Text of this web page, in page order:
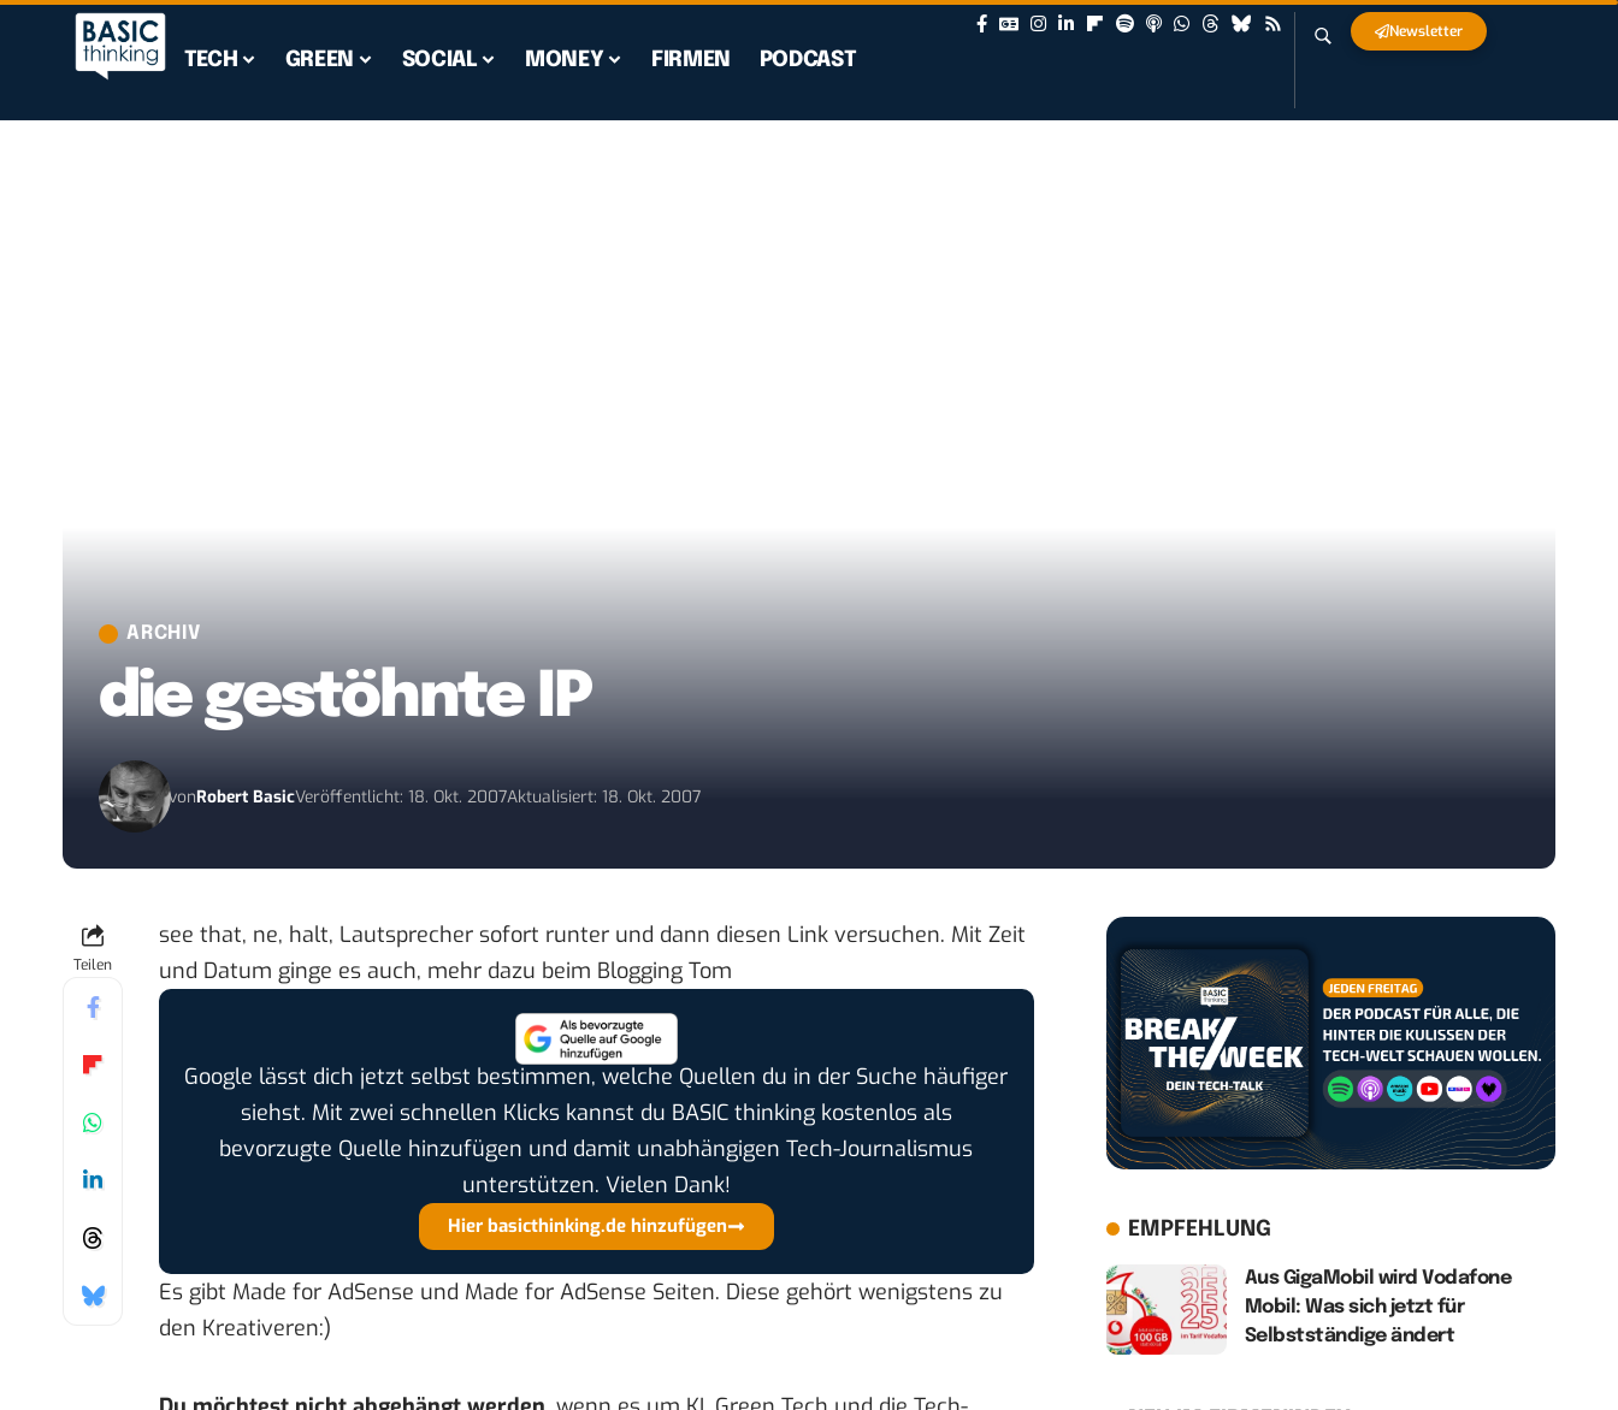
TECH GREEN SOCIAL MONEY FIRMEN PODCAST
Newsletter
ARCHIV
die gestöhnte IP
vonRobert BasicVeröffentlicht: 18. Okt. 2007Aktualisiert: 18. Okt. 2007
Teilen
see that, ne, halt, Lautsprecher sofort runter und dann diesen Link versuchen. Mit Zeit
und Datum ginge es auch, mehr dazu beim Blogging Tom
Google lässt dich jetzt selbst bestimmen, welche Quellen du in der Suche häufiger
siehst. Mit zwei schnellen Klicks kannst du BASIC thinking kostenlos als
bevorzugte Quelle hinzufügen und damit unabhängigen Tech-Journalismus
unterstützen. Vielen Dank!
Hier basicthinking.de hinzufügen
Es gibt Made for AdSense und Made for AdSense Seiten. Diese gehört wenigstens zu
den Kreativeren:)
EMPFEHLUNG
Aus GigaMobil wird Vodafone
Mobil: Was sich jetzt für
Selbstständige ändert